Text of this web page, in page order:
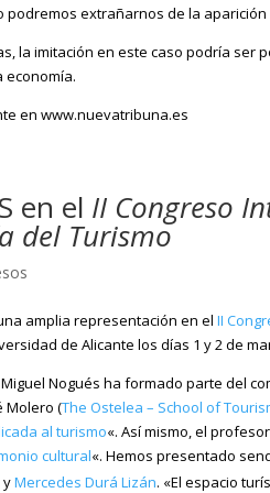
podremos extrañarnos de la
la imitación en este caso podría
economía.
en www.nuevatribuna.es
en el II Congreso
del Turismo
una amplia representación en elII
de Alicante los días 1 y 2 de
Nogués ha formado parte del
Molero (The Ostelea – School of
al turismo«. Así mismo, el
cultural«. Hemos presentado
yMercedes Durá Lizán. «El espacio